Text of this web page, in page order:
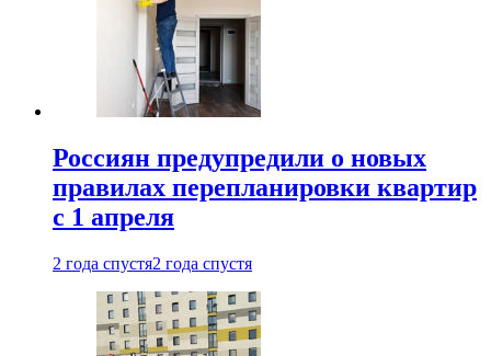
Россиян предупредили о новых
правилах перепланировки квартир
с 1 апреля
2 года спустя2 года спустя